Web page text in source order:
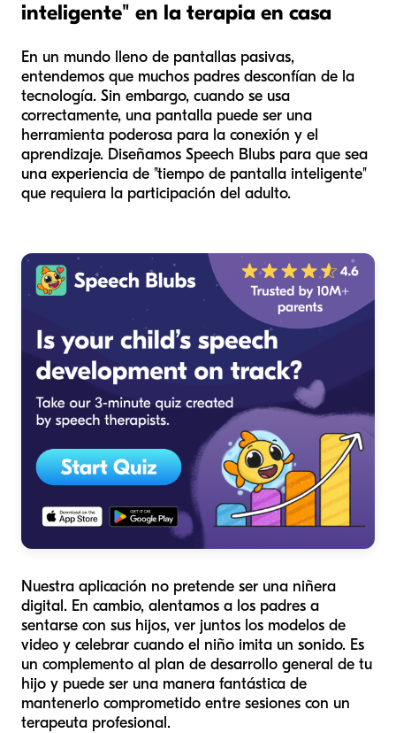
inteligente" en la terapia en casa
En un mundo lleno de pantallas pasivas,
entendemos que muchos padres desconfían de la
tecnología. Sin embargo, cuando se usa
correctamente, una pantalla puede ser una
herramienta poderosa para la conexión y el
aprendizaje. Diseñamos Speech Blubs para que sea
una experiencia de "tiempo de pantalla inteligente"
que requiera la participación del adulto.
Nuestra aplicación no pretende ser una niñera
digital. En cambio, alentamos a los padres a
sentarse con sus hijos, ver juntos los modelos de
video y celebrar cuando el niño imita un sonido. Es
un complemento al plan de desarrollo general de tu
hijo y puede ser una manera fantástica de
mantenerlo comprometido entre sesiones con un
terapeuta profesional.